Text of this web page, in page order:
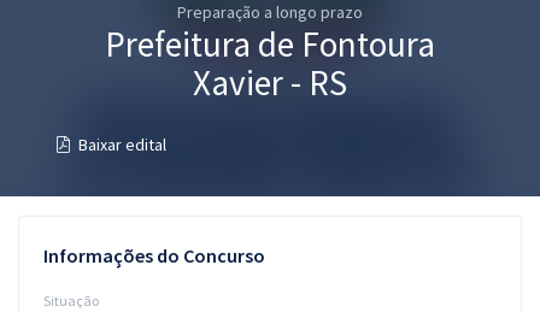
Questões grátis
Conteúdo gratuito
Preparação a longo prazo
Prefeitura de Fontoura
Xavier - RS
Baixar edital
Informações do Concurso
Situação